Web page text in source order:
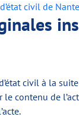
civil de
civil à la
contenu de